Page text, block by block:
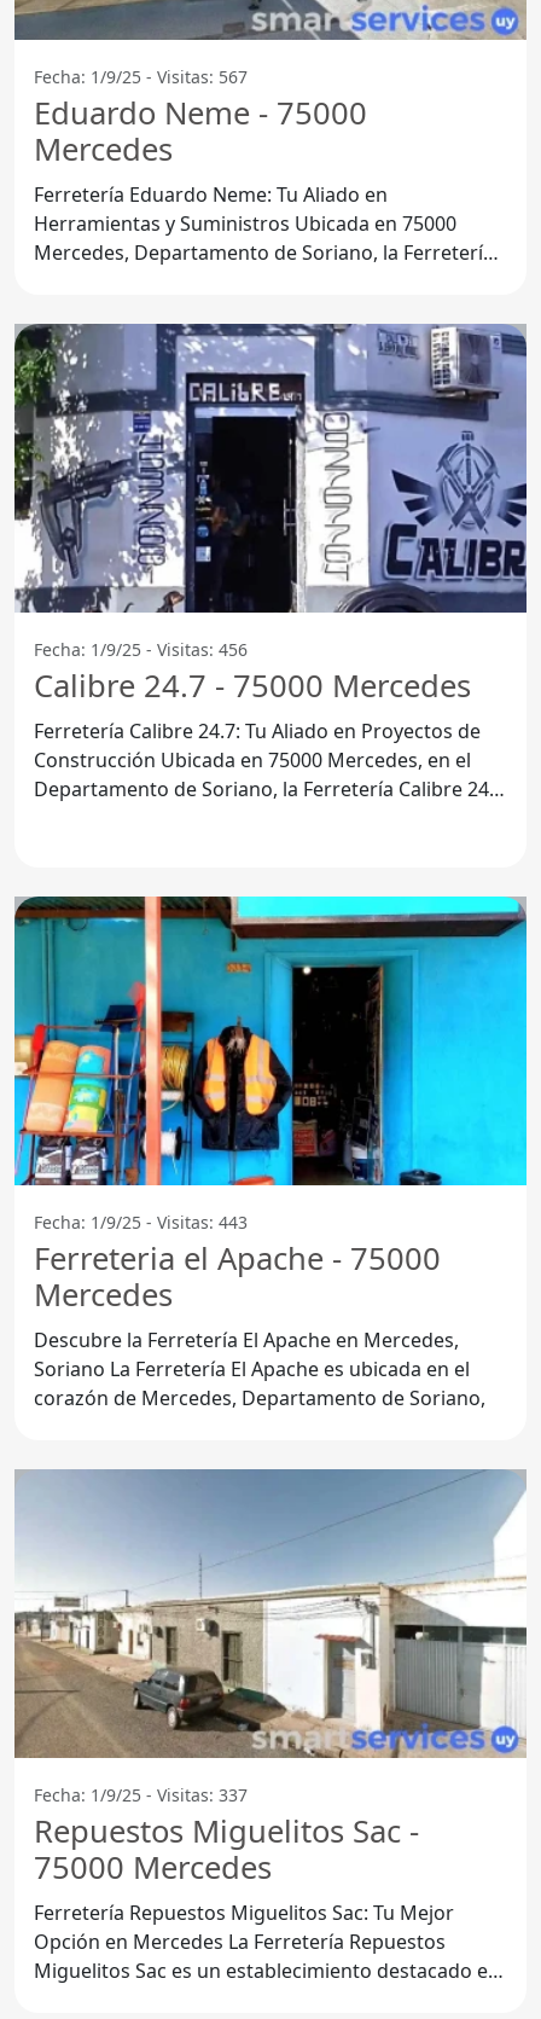
Fecha: 1/9/25 - Visitas: 567
Eduardo Neme - 75000
Mercedes
Ferretería Eduardo Neme: Tu Aliado en
Herramientas y Suministros Ubicada en 75000
Mercedes, Departamento de Soriano, la Ferretería
Fecha: 1/9/25 - Visitas: 456
Calibre 24.7 - 75000 Mercedes
Ferretería Calibre 24.7: Tu Aliado en Proyectos de
Construcción Ubicada en 75000 Mercedes, en el
Departamento de Soriano, la Ferretería Calibre 24.7
Fecha: 1/9/25 - Visitas: 443
Ferreteria el Apache - 75000
Mercedes
Descubre la Ferretería El Apache en Mercedes,
Soriano La Ferretería El Apache es ubicada en el
corazón de Mercedes, Departamento de Soriano,
Fecha: 1/9/25 - Visitas: 337
Repuestos Miguelitos Sac -
75000 Mercedes
Ferretería Repuestos Miguelitos Sac: Tu Mejor
Opción en Mercedes La Ferretería Repuestos
Miguelitos Sac es un establecimiento destacado en